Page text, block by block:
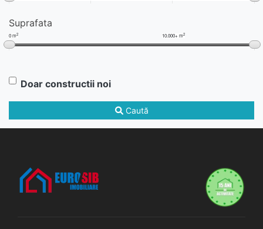
Suprafata
0 m2 10.000+ m2
Doar constructii noi
Caută